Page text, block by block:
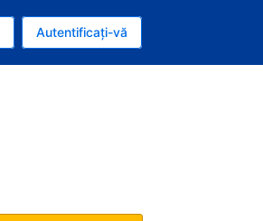
Autentificați-vă